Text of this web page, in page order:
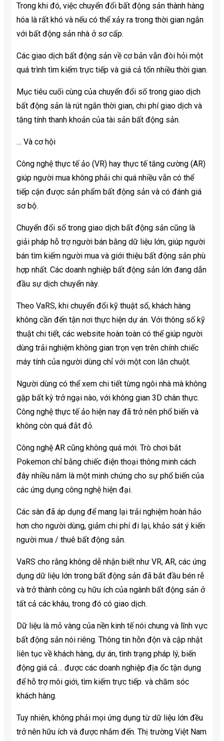
Trong khi đó, việc chuyển đổi bất động sản thành hàng
hóa là rất khó và nếu có thể xảy ra trong thời gian ngắn
với bất động sản nhà ở sơ cấp.
Các giao dịch bất động sản về cơ bản vẫn đòi hỏi một
quá trình tìm kiếm trực tiếp và giá cả tốn nhiều thời gian.
Mục tiêu cuối cùng của chuyển đổi số trong giao dịch
bất động sản là rút ngắn thời gian, chi phí giao dịch và
tăng tính thanh khoản của tài sản bất động sản.
… Và cơ hội
Công nghệ thực tế ảo (VR) hay thực tế tăng cường (AR)
giúp người mua không phải chi quá nhiều vẫn có thể
tiếp cận được sản phẩm bất động sản và có đánh giá
sơ bộ.
Chuyển đổi số trong giao dịch bất động sản cũng là
giải pháp hỗ trợ người bán bằng dữ liệu lớn, giúp người
bán tìm kiếm người mua và giới thiệu bất động sản phù
hợp nhất. Các doanh nghiệp bất động sản lớn đang dẫn
đầu sự dịch chuyển này.
Theo VaRS, khi chuyển đổi kỹ thuật số, khách hàng
không cần đến tận nơi thực hiện dự án. Với thông số kỹ
thuật chi tiết, các website hoàn toàn có thể giúp người
dùng trải nghiệm không gian trọn vẹn trên chính chiếc
máy tính của người dùng chỉ với một con lăn chuột.
Người dùng có thể xem chi tiết từng ngôi nhà mà không
gặp bất kỳ trở ngại nào, với không gian 3D chân thực.
Công nghệ thực tế ảo hiện nay đã trở nên phổ biến và
không còn quá đắt đỏ.
Công nghệ AR cũng không quá mới. Trò chơi bắt
Pokemon chỉ bằng chiếc điện thoại thông minh cách
đây nhiều năm là một minh chứng cho sự phổ biến của
các ứng dụng công nghệ hiện đại.
Các sàn đã áp dụng để mang lại trải nghiệm hoàn hảo
hơn cho người dùng, giảm chi phí đi lại, khảo sát ý kiến ​​
người mua / thuê bất động sản.
VaRS cho rằng không dễ nhận biết như VR, AR, các ứng
dụng dữ liệu lớn trong bất động sản đã bắt đầu bén rễ
và trở thành công cụ hữu ích của ngành bất động sản ở
tất cả các khâu, trong đó có giao dịch.
Dữ liệu là mỏ vàng của nền kinh tế nói chung và lĩnh vực
bất động sản nói riêng. Thông tin hỗn độn và cập nhật
liên tục về khách hàng, dự án, tình trạng pháp lý, biến
động giá cả… được các doanh nghiệp địa ốc tận dụng
để hỗ trợ môi giới, tìm kiếm trực tiếp. và chăm sóc
khách hàng.
Tuy nhiên, không phải mọi ứng dụng từ dữ liệu lớn đều
trở nên hữu ích và được nhắm đến. Thị trường Việt Nam